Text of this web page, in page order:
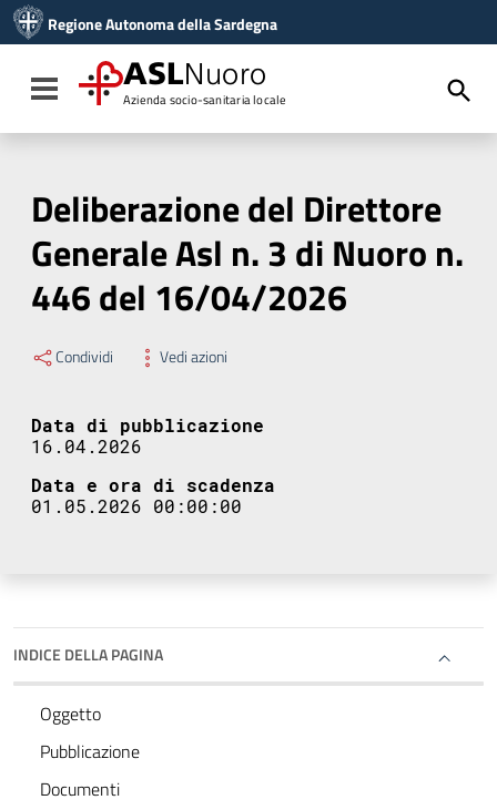
Vai al menu di navigazione
Vai al footer
Regione Autonoma della Sardegna
Toggle navigation
ASLNuoro
Azienda socio-sanitaria locale
Deliberazione del Direttore
Generale Asl n. 3 di Nuoro n.
446 del 16/04/2026
Condividi Vedi azioni
Data di pubblicazione
16.04.2026
Data e ora di scadenza
01.05.2026 00:00:00
INDICE DELLA PAGINA
Oggetto
Pubblicazione
Documenti